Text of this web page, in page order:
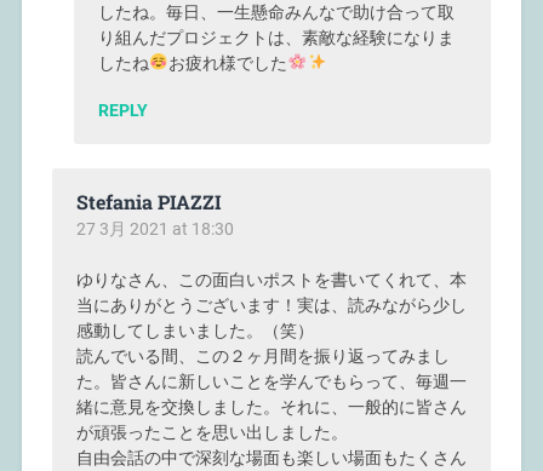
したね。毎日、一生懸命みんなで助け合って取
り組んだプロジェクトは、素敵な経験になりま
したね
お疲れ様でした
REPLY
Stefania PIAZZI
27 3月 2021 at 18:30
ゆりなさん、この面白いポストを書いてくれて、本
当にありがとうございます！実は、読みながら少し
感動してしまいました。（笑）
読んでいる間、この２ヶ月間を振り返ってみまし
た。皆さんに新しいことを学んでもらって、毎週一
緒に意見を交換しました。それに、一般的に皆さん
が頑張ったことを思い出しました。
自由会話の中で深刻な場面も楽しい場面もたくさん